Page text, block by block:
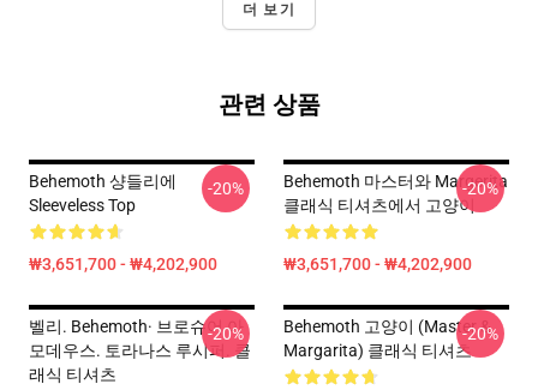
더 보기
관련 상품
Behemoth 샹들리에
Sleeveless Top
₩3,651,700 - ₩4,202,900
-20%
Behemoth 마스터와 Margerita
클래식 티셔츠에서 고양이
₩3,651,700 - ₩4,202,900
-20%
벨리. Behemoth· 브로슈어 아
모데우스. 토라나스 루시퍼. 클
래식 티셔츠
-20%
Behemoth 고양이 (Master &
Margarita) 클래식 티셔츠
-20%